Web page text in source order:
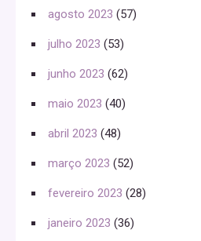
agosto 2023 (57)
julho 2023 (53)
junho 2023 (62)
maio 2023 (40)
abril 2023 (48)
março 2023 (52)
fevereiro 2023 (28)
janeiro 2023 (36)